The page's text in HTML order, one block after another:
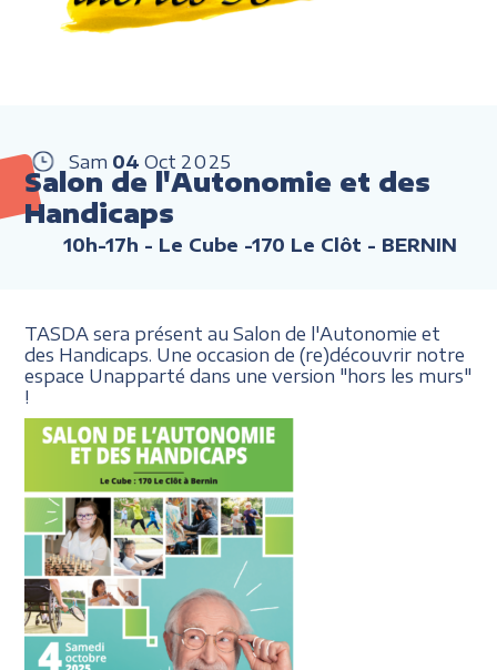
Sam 04 Oct 2025
Salon de l'Autonomie et des
Handicaps
10h-17h - Le Cube -170 Le Clôt - BERNIN
TASDA sera présent au Salon de l'Autonomie et
des Handicaps. Une occasion de (re)découvrir notre
espace Unapparté dans une version "hors les murs"
!